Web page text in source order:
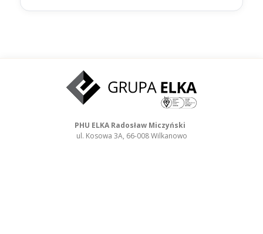
PHU ELKA Radosław Miczyński
ul. Kosowa 3A, 66-008 Wilkanowo